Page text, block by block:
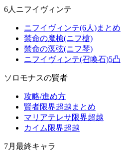
6人ニフイヴィンテ
ニフイヴィンテ(6人)まとめ
禁命の魔槍(ニフ槍)
禁命の溟弦(ニフ琴)
ニフイヴィンテ(召喚石)5凸
ソロモナスの賢者
攻略/進め方
賢者限界超越まとめ
マリアテレサ限界超越
カイム限界超越
7月最終キャラ